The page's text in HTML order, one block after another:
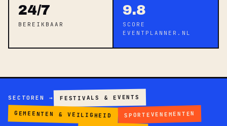
24/7
BEREIKBAAR
9.8
SCORE
EVENTPLANNER.NL
SECTOREN → FESTIVALS & EVENTS
GEMEENTEN & VEILIGHEID SPORTEVENEMENTEN